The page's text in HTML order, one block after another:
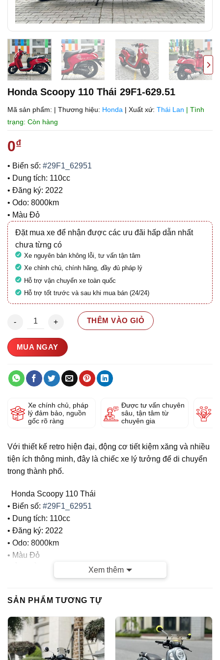
Honda Scoopy 110 Thái 29F1-629.51
Mã sản phẩm: | Thương hiệu: Honda | Xuất xứ: Thái Lan | Tình
trạng: Còn hàng
0₫
• Biển số: #29F1_62951
• Dung tích: 110cc
• Đăng ký: 2022
• Odo: 8000km
• Màu Đỏ
Đặt mua xe để nhận được các ưu đãi hấp dẫn nhất
chưa từng có
Xe nguyên bản không lỗi, tư vấn tận tâm
Xe chỉnh chủ, chính hãng, đầy đủ pháp lý
Hỗ trợ vận chuyển xe toàn quốc
Hỗ trợ tốt trước và sau khi mua bán (24/24)
Honda Scoopy 110 Thái 29F1-629.51 số lượng
THÊM VÀO GIỎ
MUA NGAY
Xe chính chủ, pháp
lý đảm bảo, nguồn
gốc rõ ràng
Được tư vấn chuyên
sâu, tận tâm từ
chuyên gia
Với thiết kế retro hiện đại, động cơ tiết kiệm xăng và nhiều
tiện ích thông minh, đây là chiếc xe lý tưởng để di chuyển
trong thành phố.
Honda Scoopy 110 Thái
• Biển số: #29F1_62951
• Dung tích: 110cc
• Đăng ký: 2022
• Odo: 8000km
• Màu Đỏ
CỬA HÀNG TUẤN VIỆT MOTOR CAM KẾT :
– Xe chất lượng tốt, chất lượng hàng đầu tại Hà Nội, Bảo
hành tuyệt đối Máy nguyên bản , Đồ Zin theo xe
Xem thêm
SẢN PHẨM TƯƠNG TỰ